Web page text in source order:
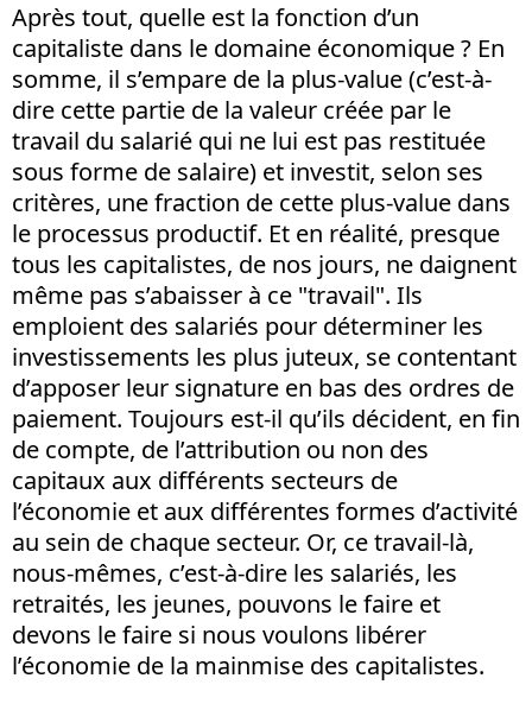
Après tout, quelle est la fonction d’un
capitaliste dans le domaine économique ? En
somme, il s’empare de la plus-value (c’est-à-
dire cette partie de la valeur créée par le
travail du salarié qui ne lui est pas restituée
sous forme de salaire) et investit, selon ses
critères, une fraction de cette plus-value dans
le processus productif. Et en réalité, presque
tous les capitalistes, de nos jours, ne daignent
même pas s’abaisser à ce "travail". Ils
emploient des salariés pour déterminer les
investissements les plus juteux, se contentant
d’apposer leur signature en bas des ordres de
paiement. Toujours est-il qu’ils décident, en fin
de compte, de l’attribution ou non des
capitaux aux différents secteurs de
l’économie et aux différentes formes d’activité
au sein de chaque secteur. Or, ce travail-là,
nous-mêmes, c’est-à-dire les salariés, les
retraités, les jeunes, pouvons le faire et
devons le faire si nous voulons libérer
l’économie de la mainmise des capitalistes.